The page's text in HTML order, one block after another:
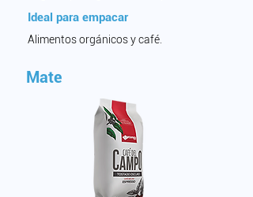
Ideal para empacar
Alimentos orgánicos y café.
Mate